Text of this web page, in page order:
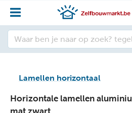
Lamellen horizontaal
Horizontale lamellen